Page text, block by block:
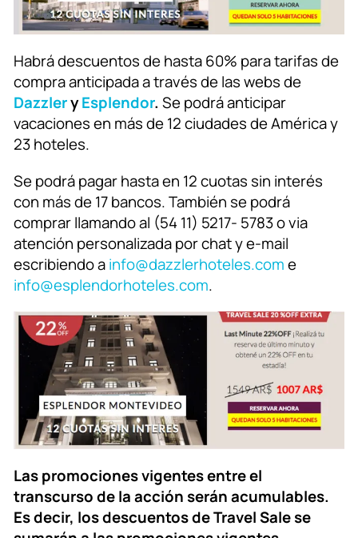
Habrá descuentos de hasta 60% para tarifas de
compra anticipada a través de las webs de
DazzleryEsplendor. Se podrá anticipar
vacaciones en más de 12 ciudades de América y
23 hoteles.
Se podrá pagar hasta en 12 cuotas sin interés
con más de 17 bancos. También se podrá
comprar llamando al (54 11) 5217- 5783 o via
atención personalizada por chat y e-mail
escribiendo ainfo@dazzlerhoteles.come
info@esplendorhoteles.com.
Laspromociones vigentes entre el
transcurso de la acción serán acumulables.
Es decir, los descuentos de Travel Sale se